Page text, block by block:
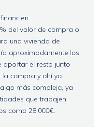
del valor de compra o
una vivienda de
aproximadamente los
aportar el resto junto
la compra y ahí ya
más compleja, ya
que trabajen
como 28.000€.